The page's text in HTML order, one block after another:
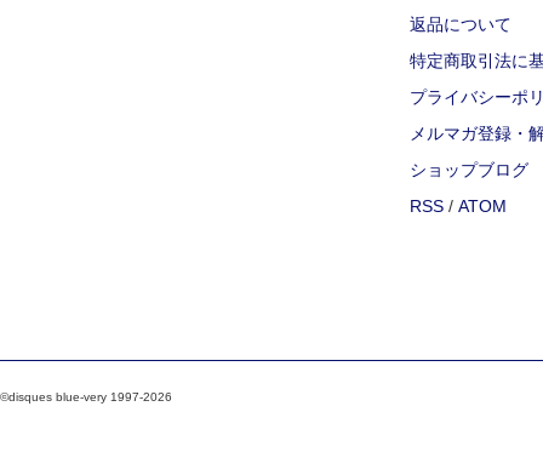
返品について
特定商取引法に
プライバシーポ
メルマガ登録・
ショップブログ
RSS / ATOM
©disques blue-very 1997-2026